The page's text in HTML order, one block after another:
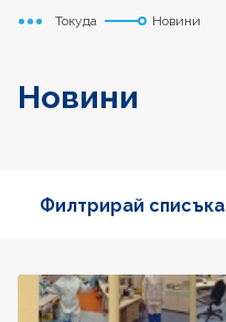
Начало
Токуда Новини
Новини
Филтрирай списъка